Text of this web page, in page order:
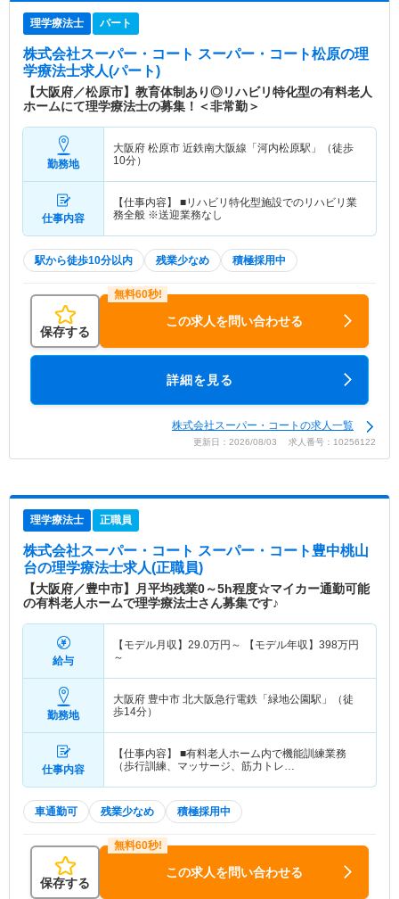
理学療法士 パート
株式会社スーパー・コート スーパー・コート松原の理
学療法士求人(パート)
【大阪府／松原市】教育体制あり◎リハビリ特化型の有料老人
ホームにて理学療法士の募集！＜非常勤＞
勤務地
大阪府 松原市 近鉄南大阪線「河内松原駅」（徒歩
10分）
仕事内容
【仕事内容】 ■リハビリ特化型施設でのリハビリ業
務全般 ※送迎業務なし
駅から徒歩10分以内 残業少なめ 積極採用中
保存する
この求人を問い合わせる
詳細を見る
株式会社スーパー・コートの求人一覧
更新日：2026/08/03 求人番号：10256122
理学療法士 正職員
株式会社スーパー・コート スーパー・コート豊中桃山
台の理学療法士求人(正職員)
【大阪府／豊中市】月平均残業0～5h程度☆マイカー通勤可能
の有料老人ホームで理学療法士さん募集です♪
給与
【モデル月収】 29.0万円～ 【モデル年収】 398万円
～
勤務地
大阪府 豊中市 北大阪急行電鉄「緑地公園駅」（徒
歩14分）
仕事内容
【仕事内容】 ■有料老人ホーム内で機能訓練業務
（歩行訓練、マッサージ、筋力トレ…
車通勤可 残業少なめ 積極採用中
保存する
この求人を問い合わせる